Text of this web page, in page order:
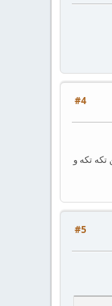
#4
تکه و
#5